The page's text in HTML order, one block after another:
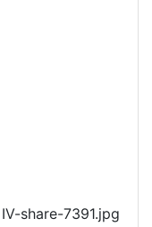
share-7391.jpg